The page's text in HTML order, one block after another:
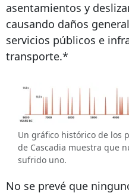
asentamientos y
causando daños
servicios públicos e
transporte.*
Un gráfico histórico de los
de Cascadia muestra que
sufrido uno.
No se prevé que